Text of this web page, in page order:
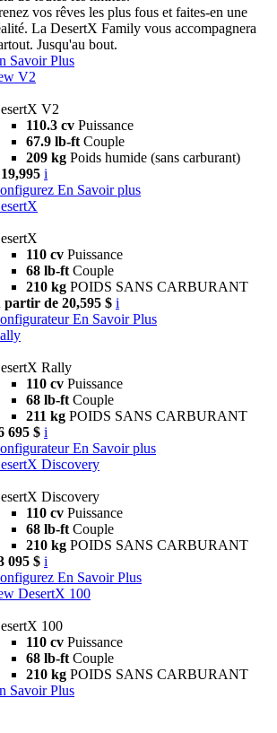
vos rêves les plus fous et faites-en une
La DesertX Family vous accompagnera
Jusqu'au bout.
Savoir Plus
V2
V2
110.3 cv Puissance
67.9 lb-ft Couple
209 kg Poids humide (sans carburant)
i
En Savoir plus
110 cv Puissance
68 lb-ft Couple
210 kg POIDS SANS CARBURANT
partir de 20,595 $ i
En Savoir Plus
Rally
110 cv Puissance
68 lb-ft Couple
211 kg POIDS SANS CARBURANT
695 $ i
En Savoir plus
Discovery
Discovery
110 cv Puissance
68 lb-ft Couple
210 kg POIDS SANS CARBURANT
095 $ i
En Savoir Plus
DesertX 100
100
110 cv Puissance
68 lb-ft Couple
210 kg POIDS SANS CARBURANT
Savoir Plus